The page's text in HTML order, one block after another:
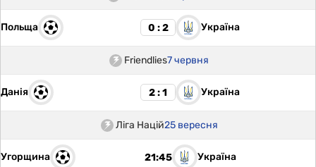
Польща 0 : 2 Україна
Friendlies7 червня
Данія 2 : 1 Україна
Ліга Націй25 вересня
Угорщина 21:45 Україна